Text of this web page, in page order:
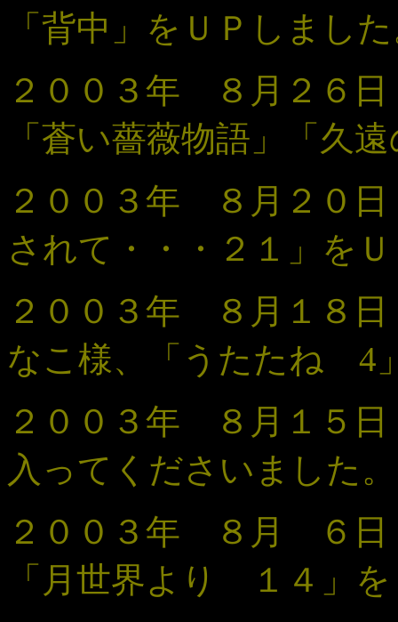
「背中」をＵＰしまし
２００３年 ８月２６
「蒼い薔薇物語」「久
２００３年 ８月２０
されて・・・
２１ 」 を
２００３年 ８月１８
なこ様、「うたたね 4
２００３年 ８月１５
入ってくださいました。
２００３年 ８月 ６
「 月世界より １４ 」